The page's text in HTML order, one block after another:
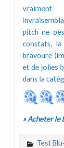
vraiment
pitch ne
constats,
bravoure
et de jolies
dans la
» Acheter le
Test